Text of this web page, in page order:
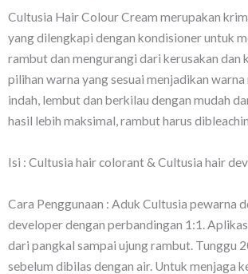
Cultusia Hair Colour Cream merupakan
yang dilengkapi dengan kondisioner untuk
rambut dan mengurangi dari kerusakan dan
pilihan warna yang sesuai menjadikan
indah, lembut dan berkilau dengan mudah
hasil lebih maksimal, rambut harus
Isi : Cultusia hair colorant & Cultusia hair
Cara Penggunaan : Aduk Cultusia pewarna
developer dengan perbandingan 1:1.
dari pangkal sampai ujung rambut. Tunggu
sebelum dibilas dengan air. Untuk menjaga